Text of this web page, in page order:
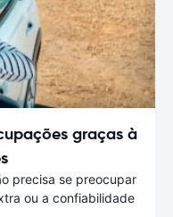
graças à
precisa se preocupar
ou a confiabilidade